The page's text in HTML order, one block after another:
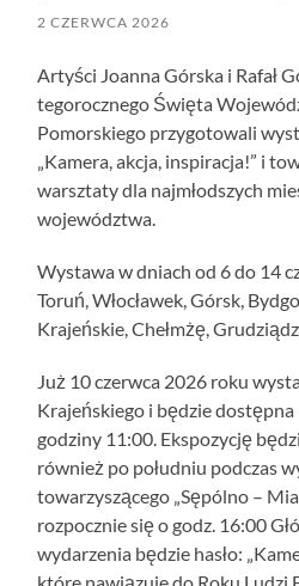
2 CZERWCA 2026
Artyści Joanna Górska i Rafał
tegorocznego Święta
Pomorskiego przygotowali
„Kamera, akcja, inspiracja!” i
warsztaty dla najmłodszych
województwa.
Wystawa w dniach od 6 do 14
Toruń, Włocławek, Górsk,
Krajeńskie, Chełmżę,
Już 10 czerwca 2026 roku
Krajeńskiego i będzie
godziny 11:00. Ekspozycję
również po południu podczas
towarzyszącego „Sępólno –
rozpocznie się o godz. 16:00
wydarzenia będzie hasło: